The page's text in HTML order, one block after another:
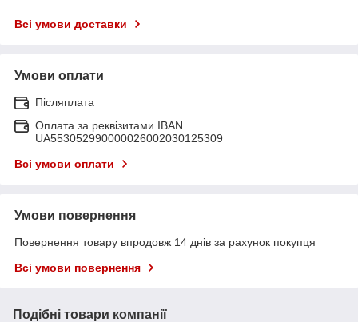
Всі умови доставки
Умови оплати
Післяплата
Оплата за реквізитами IBAN
UA553052990000026002030125309
Всі умови оплати
Умови повернення
Повернення товару впродовж 14 днів за рахунок покупця
Всі умови повернення
Подібні товари компанії